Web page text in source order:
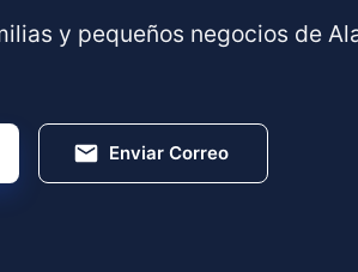
y pequeños negocios de
Enviar Correo